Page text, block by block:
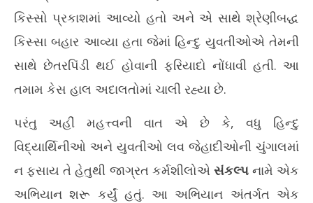
વિશે જાગ્રત કરાઈ
June
12,
2026
12,
કિસ્સો પ્રકાશમાં આવ્યો હતો અને એ સાથે શ્રેણીબદ્ધ
કિસ્સા બહાર આવ્યા હતા જેમાં હિન્દુ યુવતીઓએ તેમની
સાથે છેતરપિંડી થઈ હોવાની ફરિયાદો નોંધાવી હતી. આ
તમામ કેસ હાલ અદાલતોમાં ચાલી રહ્યા છે.
પરંતુ અહીં મહત્ત્વની વાત એ છે કે, વધુ હિન્દુ
વિદ્યાર્થિનીઓ અને યુવતીઓ લવ જેહાદીઓની ચુંગાલમાં
ન ફસાય તે હેતુથી જાગ્રત કર્મશીલોએ સંકલ્પનામે એક
અભિયાન શરૂ કર્યું હતું. આ અભિયાન અંતર્ગત એક